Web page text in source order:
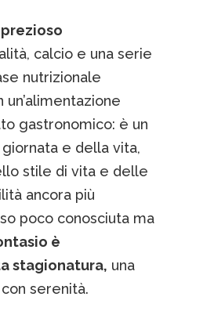
calcio e una serie
nutrizionale
gastronomico: è un
e della vita,
stile di vita e delle
ancora più
poco conosciuta ma
è
stagionatura, una
serenità.